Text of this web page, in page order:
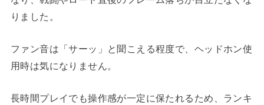
りました。
ファン音は「サーッ」と聞こえる程度で、ヘッドホン使
用時は気になりません。
長時間プレイでも操作感が一定に保たれるため、ランキ